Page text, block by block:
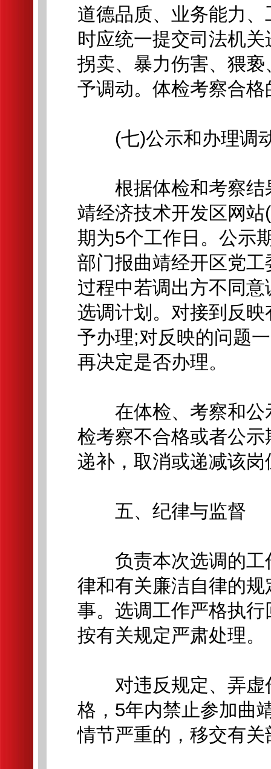
道德品质、业务能力
时应统一提交司法机
拐卖、暴力伤害、猥
予调动。体检考察合
(七)公示和办理调
根据体检和考察结
靖经济技术开发区网
期为5个工作日。公示
部门报曲靖经开区党
过程中若调出方不同
选调计划。对接到反
予办理;对反映的问题
再决定是否办理。
在体检、考察和公
检考察不合格或者公
递补，取消或递减该
五、纪律与监督
负责本次选调的工
律和有关廉洁自律的
事。选调工作严格执
按有关规定严肃处理。
对违反规定、弄虚
格，5年内禁止参加曲
情节严重的，移交有关